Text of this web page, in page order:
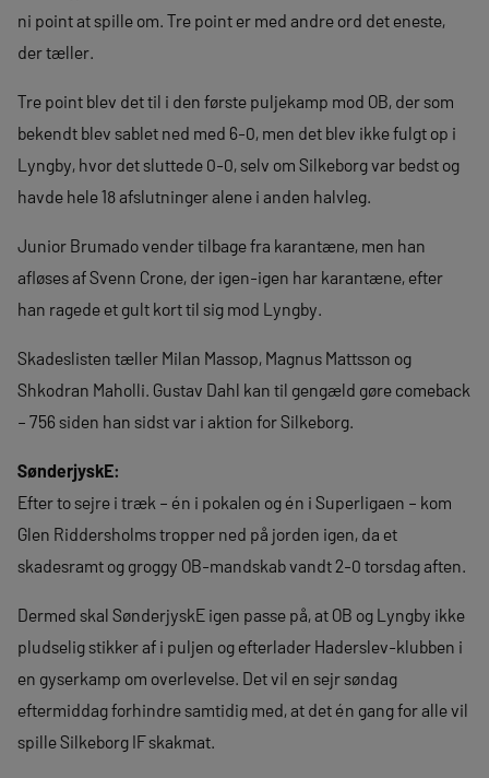
ni point at spille om. Tre point er med andre ord det eneste,
der tæller.
Tre point blev det til i den første puljekamp mod OB, der som
bekendt blev sablet ned med 6-0, men det blev ikke fulgt op i
Lyngby, hvor det sluttede 0-0, selv om Silkeborg var bedst og
havde hele 18 afslutninger alene i anden halvleg.
Junior Brumado vender tilbage fra karantæne, men han
afløses af Svenn Crone, der igen-igen har karantæne, efter
han ragede et gult kort til sig mod Lyngby.
Skadeslisten tæller Milan Massop, Magnus Mattsson og
Shkodran Maholli. Gustav Dahl kan til gengæld gøre comeback
– 756 siden han sidst var i aktion for Silkeborg.
SønderjyskE:
Efter to sejre i træk – én i pokalen og én i Superligaen – kom
Glen Riddersholms tropper ned på jorden igen, da et
skadesramt og groggy OB-mandskab vandt 2-0 torsdag aften.
Dermed skal SønderjyskE igen passe på, at OB og Lyngby ikke
pludselig stikker af i puljen og efterlader Haderslev-klubben i
en gyserkamp om overlevelse. Det vil en sejr søndag
eftermiddag forhindre samtidig med, at det én gang for alle vil
spille Silkeborg IF skakmat.